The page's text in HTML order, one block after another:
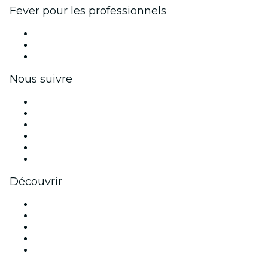
Fever pour les professionnels
Nous suivre
Découvrir